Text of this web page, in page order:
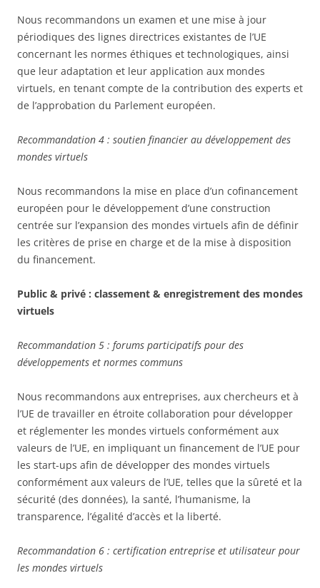
Nous recommandons un examen et une mise à jour
périodiques des lignes directrices existantes de l’UE
concernant les normes éthiques et technologiques, ainsi
que leur adaptation et leur application aux mondes
virtuels, en tenant compte de la contribution des experts et
de l’approbation du Parlement européen.
Recommandation 4 : soutien financier au développement des
mondes virtuels
Nous recommandons la mise en place d’un cofinancement
européen pour le développement d’une construction
centrée sur l’expansion des mondes virtuels afin de définir
les critères de prise en charge et de la mise à disposition
du financement.
Public & privé : classement & enregistrement des mondes
virtuels
Recommandation 5 : forums participatifs pour des
développements et normes communs
Nous recommandons aux entreprises, aux chercheurs et à
l’UE de travailler en étroite collaboration pour développer
et réglementer les mondes virtuels conformément aux
valeurs de l’UE, en impliquant un financement de l’UE pour
les start-ups afin de développer des mondes virtuels
conformément aux valeurs de l’UE, telles que la sûreté et la
sécurité (des données), la santé, l’humanisme, la
transparence, l’égalité d’accès et la liberté.
Recommandation 6 : certification entreprise et utilisateur pour
les mondes virtuels